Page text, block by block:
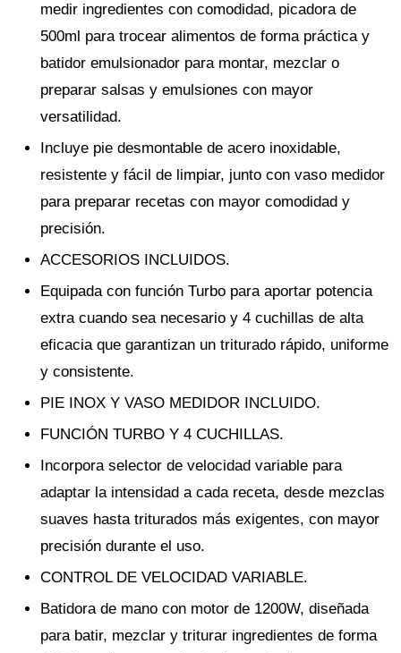
medir ingredientes con comodidad, picadora de
500ml para trocear alimentos de forma práctica y
batidor emulsionador para montar, mezclar o
preparar salsas y emulsiones con mayor
versatilidad.
Incluye pie desmontable de acero inoxidable,
resistente y fácil de limpiar, junto con vaso medidor
para preparar recetas con mayor comodidad y
precisión.
ACCESORIOS INCLUIDOS.
Equipada con función Turbo para aportar potencia
extra cuando sea necesario y 4 cuchillas de alta
eficacia que garantizan un triturado rápido, uniforme
y consistente.
PIE INOX Y VASO MEDIDOR INCLUIDO.
FUNCIÓN TURBO Y 4 CUCHILLAS.
Incorpora selector de velocidad variable para
adaptar la intensidad a cada receta, desde mezclas
suaves hasta triturados más exigentes, con mayor
precisión durante el uso.
CONTROL DE VELOCIDAD VARIABLE.
Batidora de mano con motor de 1200W, diseñada
para batir, mezclar y triturar ingredientes de forma